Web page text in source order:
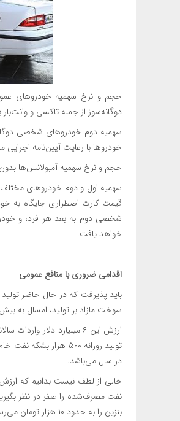
حجم و نرخ سهمیه خودروهای
دوگانه‌سوز از جمله تاکسی و وانت‌بار بدون
خودروها با رعایت آیین‌نامه اجرایی ماده ۸ قانون هوای پاک،
حجم و نرخ سهمیه آمبولانس‌ها
سهمیه اول و دوم خودروهای
قیمت کارت اضطراری جایگاه به
شخصی دوم به بعد هر فرد، و
خواهد یافت.
اقدامی ضروری با منافع عمومی
سوخت مازاد بر تولید، امسال به بیش از ۶ میلیارد دلار واردات نیاز
تولید روزانه ۵۰۰
در سال می‌باشد.
نفت مصرف‌شده را صفر در نظر
بنزین را به حدود ۱۰ هزار تومان می‌رساند.